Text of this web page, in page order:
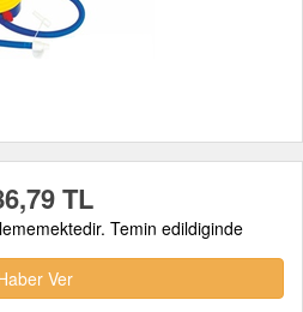
TL
Temin edildiginde
Ver